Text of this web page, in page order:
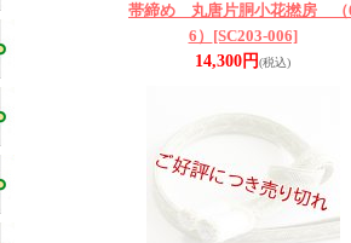
帯締め 丸唐片胴小花撚房 （
6） [SC203-006]
14,300円(税込)